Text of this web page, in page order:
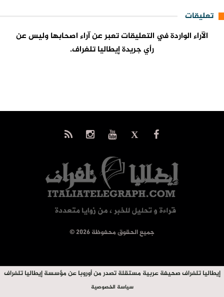
تعليقات
الآراء الواردة في التعليقات تعبر عن آراء اصحابها وليس عن
رأي جريدة إيطاليا تلغراف.
© جميع الحقوق محفوظة 2026
إيطاليا تلغراف صحيفة عربية مستقلة تصدر من أوروبا عن مؤسسة إيطاليا تلغراف
سياسة الخصوصية